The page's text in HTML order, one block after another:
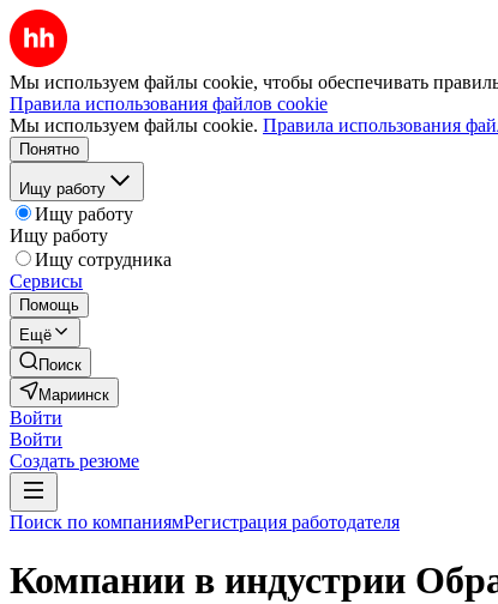
Мы используем файлы cookie, чтобы обеспечивать
Правила использования файлов cookie
Мы используем файлы cookie. Правила использования
Понятно
Ищу работу
Ищу работу
Ищу работу
Ищу сотрудника
Сервисы
Помощь
Ещё
Поиск
Мариинск
Войти
Войти
Создать резюме
Поиск по компаниямРегистрация работодателя
Компании в индустрии